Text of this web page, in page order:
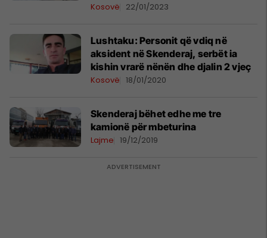
përmbytura
Kosovë 22/01/2023
Lushtaku: Personit që vdiq në
aksident në Skenderaj, serbët ia
kishin vrarë nënën dhe djalin 2 vjeç
Kosovë 18/01/2020
Skenderaj bëhet edhe me tre
kamionë për mbeturina
Lajme 19/12/2019